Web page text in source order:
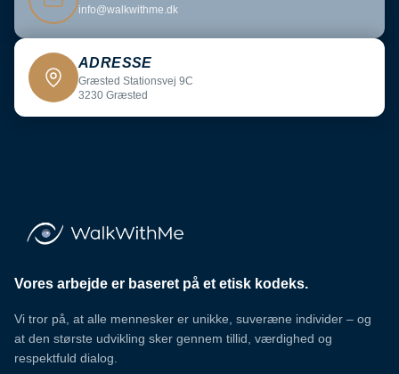
info@walkwithme.dk
ADRESSE
Græsted Stationsvej 9C
3230 Græsted
Vores arbejde er baseret på et etisk kodeks.
Vi tror på, at alle mennesker er unikke, suveræne individer – og
at den største udvikling sker gennem tillid, værdighed og
respektfuld dialog.